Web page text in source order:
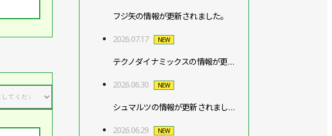
フジ矢の情報が更新されました。
2026.07.17 NEW
テクノダイナミックスの情報が更新されました。
2026.06.30 NEW
シュマルツの情報が更新されました。
2026.06.29 NEW